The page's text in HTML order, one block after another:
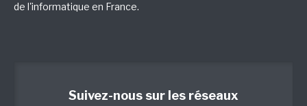
de l'informatique en France.
Suivez-nous sur les réseaux